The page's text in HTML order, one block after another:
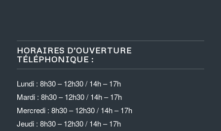
HORAIRES D’OUVERTURE
TÉLÉPHONIQUE :
Lundi : 8h30 – 12h30 / 14h – 17h
Mardi : 8h30 – 12h30 / 14h – 17h
Mercredi : 8h30 – 12h30 / 14h – 17h
Jeudi : 8h30 – 12h30 / 14h – 17h